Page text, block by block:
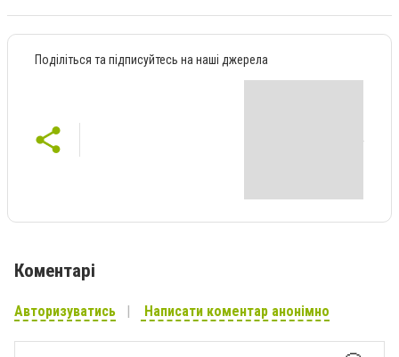
Поділіться та підписуйтесь на наші джерела
Коментарі
Авторизуватись Написати коментар анонімно